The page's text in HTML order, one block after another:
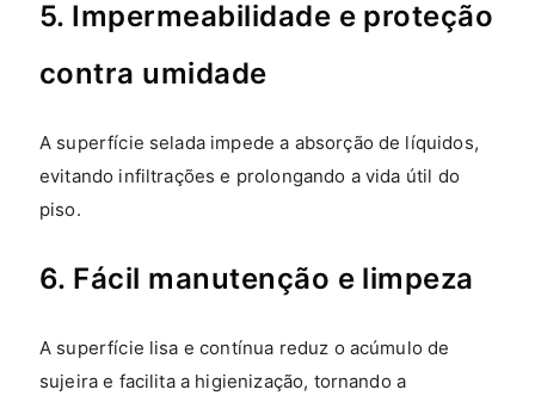
5. Impermeabilidade e proteção
contra umidade
A superfície selada impede a absorção de líquidos,
evitando infiltrações e prolongando a vida útil do
piso.
6. Fácil manutenção e limpeza
A superfície lisa e contínua reduz o acúmulo de
sujeira e facilita a higienização, tornando a